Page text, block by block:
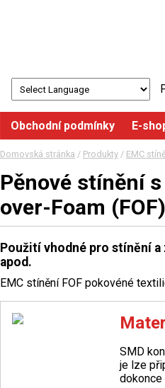
Obchodní podmínky E-
Domovská stránka / Produkty / EMC
Pěnové stínění
over-Foam
Použití vhodné pro stínění
apod.
EMC stínění FOF pokovéné
SMD
je lze
dokonce